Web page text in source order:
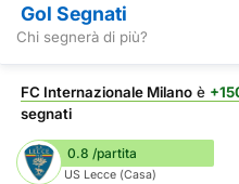
Gol Segnati
Chi segnerà di più?
FC Internazionale Milano è
segnati
0.8 /partita
US Lecce (Casa)